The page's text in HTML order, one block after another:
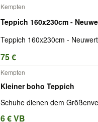
Kempten
Teppich 160x230cm -
Teppich 160x230cm -
75 €
Kempten
Kleiner boho Teppich
Schuhe dienen dem
6 € VB